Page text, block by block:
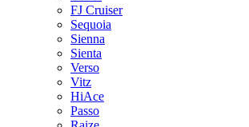
FJ Cruiser
Sequoia
Sienna
Sienta
Verso
Vitz
HiAce
Passo